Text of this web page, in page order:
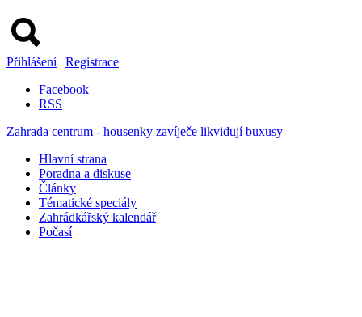
Přihlášení | Registrace
Facebook
RSS
Zahrada centrum - housenky zavíječe likvidují buxusy
Hlavní strana
Poradna a diskuse
Články
Tématické speciály
Zahrádkářský kalendář
Počasí